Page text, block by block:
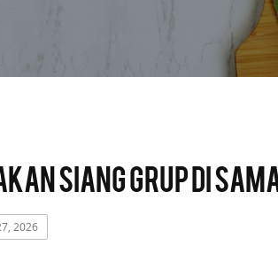
Siang Grup di
2026